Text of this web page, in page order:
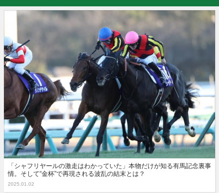
「シャフリヤールの激走はわかっていた」本物だけが知る有馬記念裏事
情。そして“金杯”で再現される波乱の結末とは？
2025.01.02